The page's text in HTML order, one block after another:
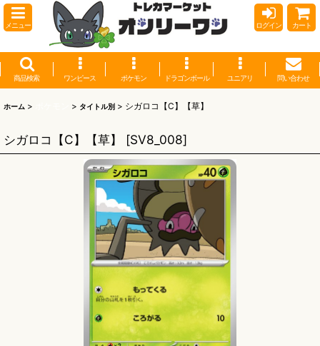
メニュー ログイン カート
商品検索 ワンピース ポケモン ドラゴンボール ユニアリ 問い合わせ
ホーム > > タイトル別 > シガロコ【C】【草】
シガロコ【C】【草】 [SV8_008]